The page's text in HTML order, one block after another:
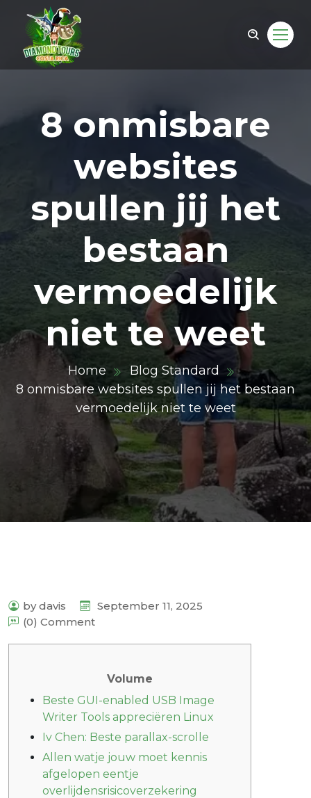
8 onmisbare
websites
spullen jij het
bestaan
vermoedelijk
niet te weet
Home
Blog Standard
8 onmisbare websites spullen jij het bestaan
vermoedelijk niet te weet
by davis
September 11, 2025
(0) Comment
Volume
Beste GUI-enabled USB Image
Writer Tools appreciëren Linux
Iv Chen: Beste parallax-scrolle
Allen watje jouw moet kennis
afgelopen eentje
overlijdensrisicoverzekering